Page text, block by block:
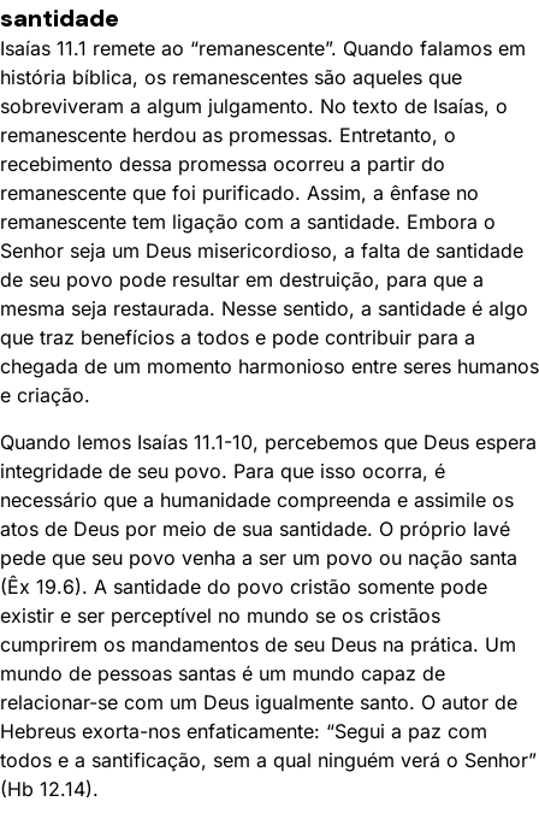
santidade
Isaías 11.1 remete ao “remanescente”. Quando falamos em
história bíblica, os remanescentes são aqueles que
sobreviveram a algum julgamento. No texto de Isaías, o
remanescente herdou as promessas. Entretanto, o
recebimento dessa promessa ocorreu a partir do
remanescente que foi purificado. Assim, a ênfase no
remanescente tem ligação com a santidade. Embora o
Senhor seja um Deus misericordioso, a falta de santidade
de seu povo pode resultar em destruição, para que a
mesma seja restaurada. Nesse sentido, a santidade é algo
que traz benefícios a todos e pode contribuir para a
chegada de um momento harmonioso entre seres humanos
e criação.
Quando lemos Isaías 11.1-10, percebemos que Deus espera
integridade de seu povo. Para que isso ocorra, é
necessário que a humanidade compreenda e assimile os
atos de Deus por meio de sua santidade. O próprio Iavé
pede que seu povo venha a ser um povo ou nação santa
(Êx 19.6). A santidade do povo cristão somente pode
existir e ser perceptível no mundo se os cristãos
cumprirem os mandamentos de seu Deus na prática. Um
mundo de pessoas santas é um mundo capaz de
relacionar-se com um Deus igualmente santo. O autor de
Hebreus exorta-nos enfaticamente: “Segui a paz com
todos e a santificação, sem a qual ninguém verá o Senhor”
(Hb 12.14).